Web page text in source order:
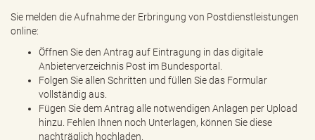
Sie melden die Aufnahme der Erbringung von Postdienstleistungen
online:
Öffnen Sie den Antrag auf Eintragung in das digitale
Anbieterverzeichnis Post im Bundesportal.
Folgen Sie allen Schritten und füllen Sie das Formular
vollständig aus.
Fügen Sie dem Antrag alle notwendigen Anlagen per Upload
hinzu. Fehlen Ihnen noch Unterlagen, können Sie diese
nachträglich hochladen.